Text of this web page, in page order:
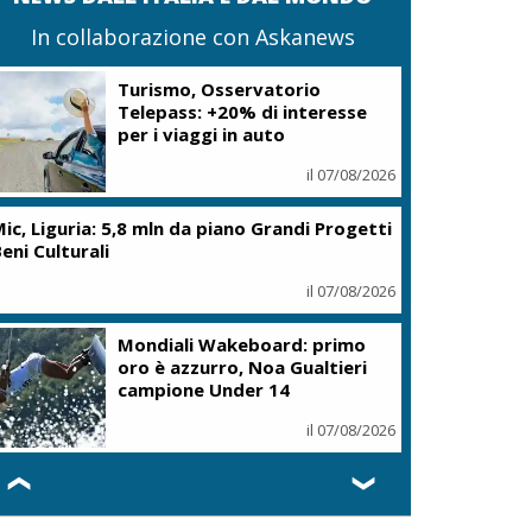
In collaborazione con Askanews
Turismo, Osservatorio
Telepass: +20% di interesse
per i viaggi in auto
il 07/08/2026
Liguria: 5,8 mln da piano Grandi Progetti
Culturali
il 07/08/2026
Mondiali Wakeboard: primo
oro è azzurro, Noa Gualtieri
campione Under 14
il 07/08/2026
❮ ❯